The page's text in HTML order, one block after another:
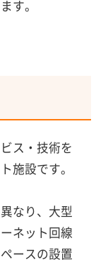
す。
ス・技術を
施設です。
なり、大型
ネット回線
ースの設置